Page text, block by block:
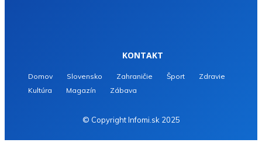
KONTAKT
Domov Slovensko Zahraničie Šport
Zdravie
Kultúra
Magazín Zábava
© Copyright Infomi.sk 2025